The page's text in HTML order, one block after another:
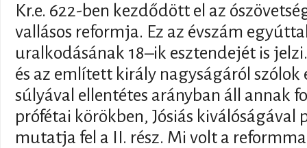
Kr.e. 622-ben kezdődött el az
vallásos reformja. Ez az évszám
uralkodásának 18–ik esztendejét is
és az említett király nagyságáról szólok
súlyával ellentétes arányban áll annak
prófétai körökben, Jósiás kiválóságával
mutatja fel a II. rész. Mi volt a